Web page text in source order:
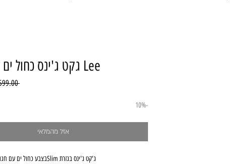
Lee גקט ג'ינס כחול ים עם חגורה
‏599.00 ‏₪
-10%
אזל מהמלאי
ג'קט ג'ינס בגזרת Slimבצבע כחול ים עם חגורה להדגשת המותן.